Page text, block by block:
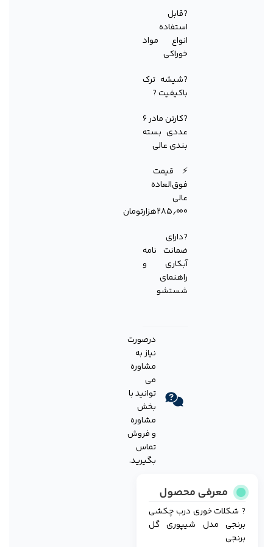
?قابل
استفاده
انواع مواد
خوراکی
?شیشه ترک
باکیفیت ?
?کارتن مادر ۶
عددی بسته
بندی عالی
⚡️قیمت
فوق‌العاده
عالی
۲۸۵٫۰۰۰هزارتومان
?دارای
ضمانت نامه
آبکاری و
راهنمای
شستشو
درصورت
نیاز به
مشاوره
می
توانید با
بخش
مشاوره
و فروش
تماس
بگیرید.
معرفی محصول
? شکلات خوری درب چکشی
برنجی مدل شیپوری گل
برنجی